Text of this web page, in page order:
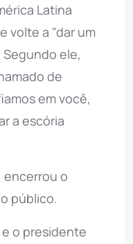
Latina
volte a "dar um
Segundo ele,
de
em você,
a escória
encerrou o
público.
o presidente